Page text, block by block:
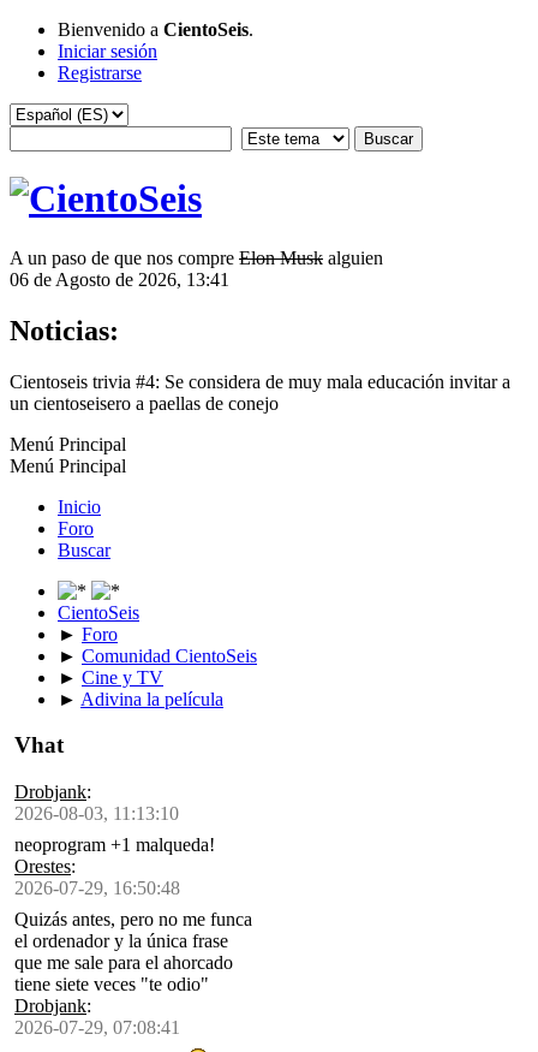
Bienvenido a CientoSeis.
Iniciar sesión
Registrarse
A un paso de que nos compre Elon Musk alguien
06 de Agosto de 2026, 13:41
Noticias:
Cientoseis trivia #4: Se considera de muy mala educación invitar a
un cientoseisero a paellas de conejo
Menú Principal
Menú Principal
Inicio
Foro
Buscar
CientoSeis
► Foro
► Comunidad CientoSeis
► Cine y TV
► Adivina la película
Vhat
Drobjank:
2026-08-03, 11:13:10
neoprogram +1 malqueda!
Orestes:
2026-07-29, 16:50:48
Quizás antes, pero no me funca
el ordenador y la única frase
que me sale para el ahorcado
tiene siete veces "te odio"
Drobjank:
2026-07-29, 07:08:41